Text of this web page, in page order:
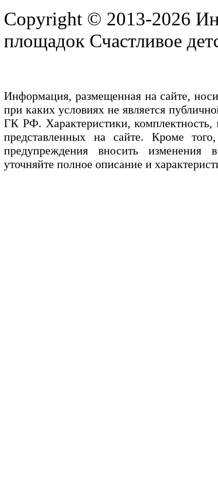
Copyright © 2013-2026
площадок Счастливое
Информация, размещенная на сайте,
при каких условиях не является
ГК РФ. Характеристики,
представленных на сайте. Кроме
предупреждения вносить изменения
уточняйте полное описание и